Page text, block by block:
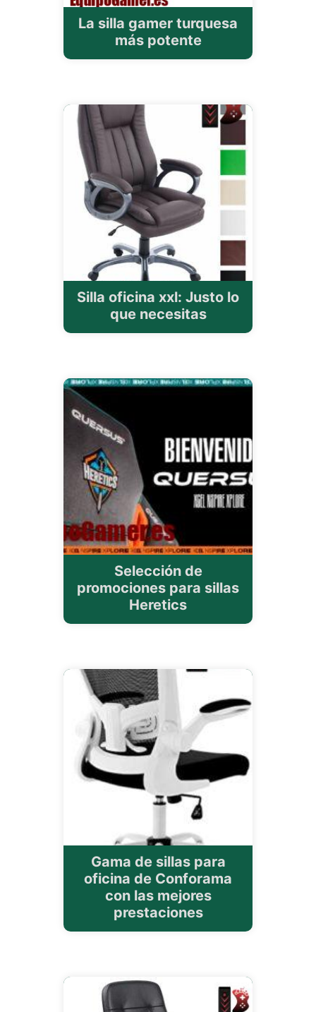
La silla gamer turquesa
más potente
Silla oficina xxl: Justo lo
que necesitas
Selección de
promociones para sillas
Heretics
Gama de sillas para
oficina de Conforama
con las mejores
prestaciones